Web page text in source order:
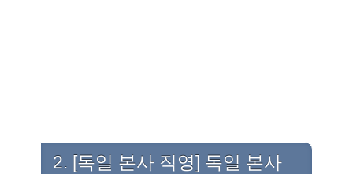
2. [독일 본사 직영] 독일 본사